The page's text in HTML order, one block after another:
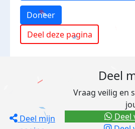
Doneer
Deel deze pagina
Deel mijn
Deel
Vraag veilig en
Deel